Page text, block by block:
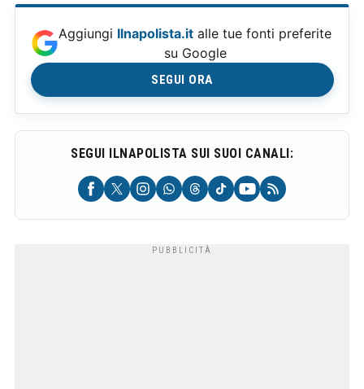
Aggiungi Ilnapolista.it alle tue fonti preferite
su Google
SEGUI ORA
SEGUI ILNAPOLISTA SUI SUOI CANALI: